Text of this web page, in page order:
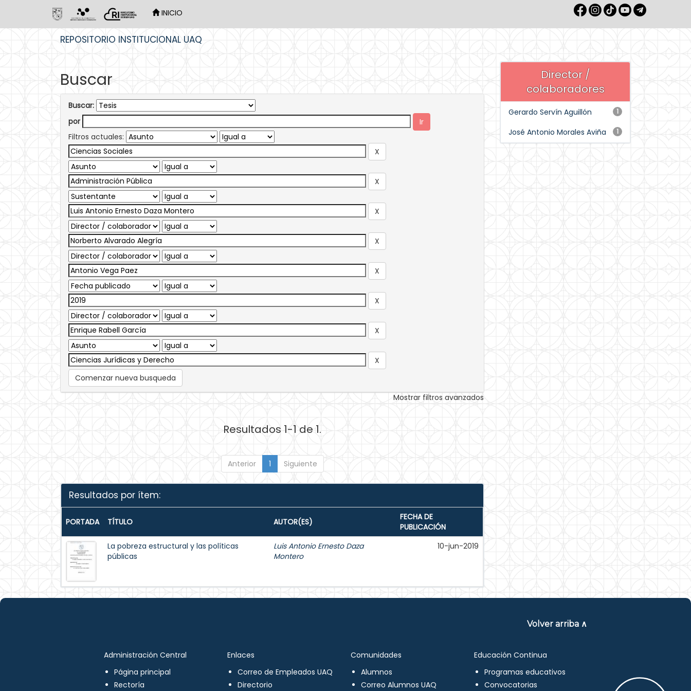
INICIO
REPOSITORIO INSTITUCIONAL UAQ
Buscar
Buscar:
por
Filtros actuales:
Comenzar nueva busqueda
Mostrar filtros avanzados
Resultados 1-1 de 1.
Anterior 1 Siguiente
Resultados por ítem:
PORTADA TÍTULO AUTOR(ES)
FECHA DE
PUBLICACIÓN
La pobreza estructural y las políticas
públicas
Luis Antonio Ernesto Daza
Montero
10-jun-2019
Director /
colaboradores
1
Gerardo Servín Aguillón
1
José Antonio Morales Aviña
Volver arriba ∧
Administración Central
Página principal
Rectoría
Enlaces
Correo de Empleados UAQ
Directorio
Comunidades
Alumnos
Correo Alumnos UAQ
Educación Continua
Programas educativos
Convocatorias